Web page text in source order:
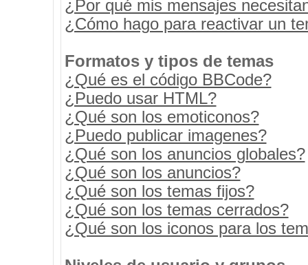
¿Por qué mis mensajes
¿Cómo hago para reactivar un
Formatos y tipos de temas
¿Qué es el código BBCode?
¿Puedo usar HTML?
¿Qué son los emoticonos?
¿Puedo publicar imagenes?
¿Qué son los anuncios globales?
¿Qué son los anuncios?
¿Qué son los temas fijos?
¿Qué son los temas cerrados?
¿Qué son los iconos para los